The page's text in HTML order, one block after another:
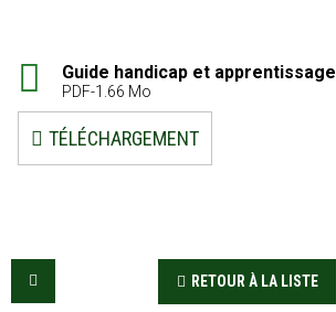
Guide handicap et apprentissage
PDF-1.66 Mo
TÉLÉCHARGEMENT
RETOUR À LA LISTE